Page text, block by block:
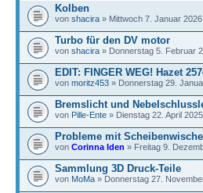
Kolben
von shacira » Mittwoch 7. Januar
Turbo für den DV motor
von shacira » Donnerstag 5. Februar
EDIT: FINGER WEG! Hazet
von moritz453 » Donnerstag 29.
Bremslicht und
von Pille-Ente » Dienstag 22. April
Probleme mit
von Corinna Iden » Freitag 9.
Sammlung 3D Druck-Teile
von MoMa » Donnerstag 27.